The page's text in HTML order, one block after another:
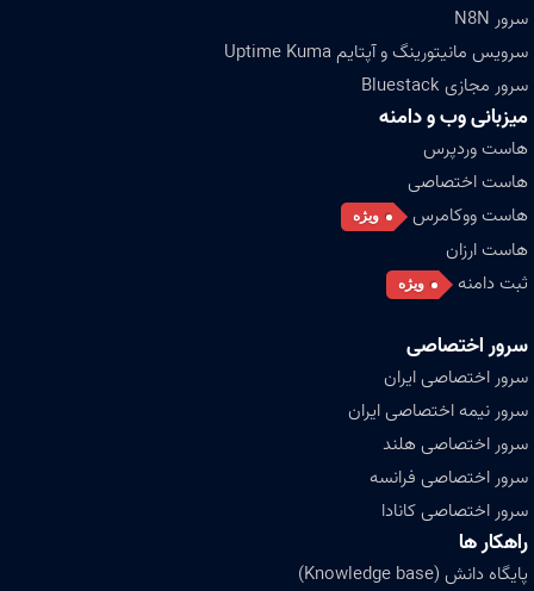
سرور N8N
سرویس مانیتورینگ و آپتایم Uptime Kuma
سرور مجازی Bluestack
میزبانی وب و دامنه
هاست وردپرس
هاست اختصاصی
هاست ووکامرس
ویژه
هاست ارزان
ثبت دامنه
ویژه
سرور اختصاصی
سرور اختصاصی ایران
سرور نیمه اختصاصی ایران
سرور اختصاصی هلند
سرور اختصاصی فرانسه
سرور اختصاصی کانادا
راهکار ها
پایگاه دانش (Knowledge base)